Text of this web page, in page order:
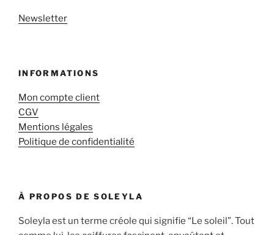
Newsletter
INFORMATIONS
Mon compte client
CGV
Mentions légales
Politique de confidentialité
À PROPOS DE SOLEYLA
Soleyla est un terme créole qui signifie “Le soleil”. Tout